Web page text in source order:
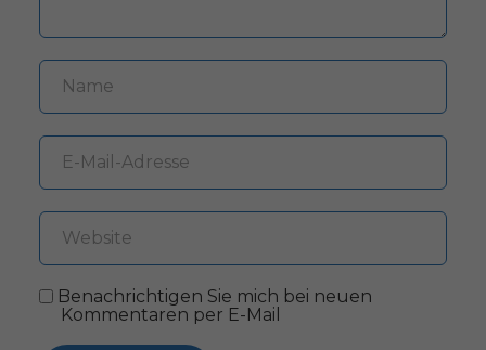
Benachrichtigen Sie mich bei neuen
Kommentaren per E-Mail